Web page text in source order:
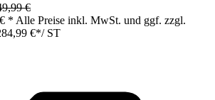
€
* Alle Preise inkl. MwSt. und ggf. zzgl.
€*/ ST